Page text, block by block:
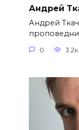
Андрей
Андрей
0 3.2к.